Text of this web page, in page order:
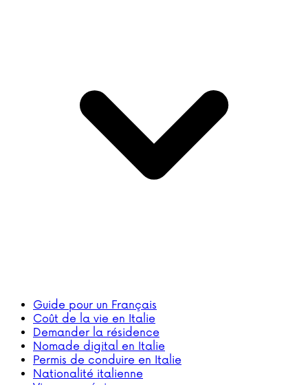
Guide pour un Français
Coût de la vie en Italie
Demander la résidence
Nomade digital en Italie
Permis de conduire en Italie
Nationalité italienne